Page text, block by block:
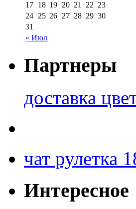
« Июл
17 18 19 20 21 22 23
24 25 26 27 28 29 30
31
Партнеры
доставка
чат рулетка
Интересное